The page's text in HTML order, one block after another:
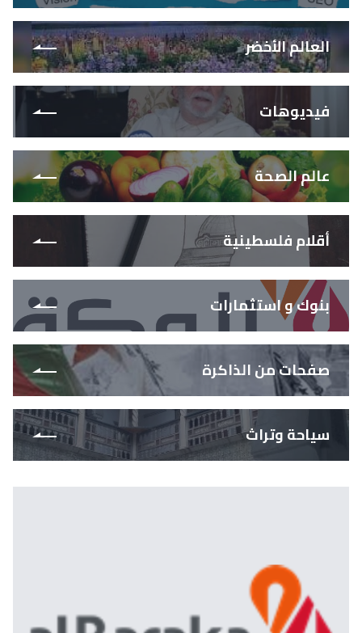
العالم الأخضر
فيديوهات
عالم الصحة
أقلام فلسطينية
بنوك و استثمارات
صفحات من الذاكرة
سياحة وتراث